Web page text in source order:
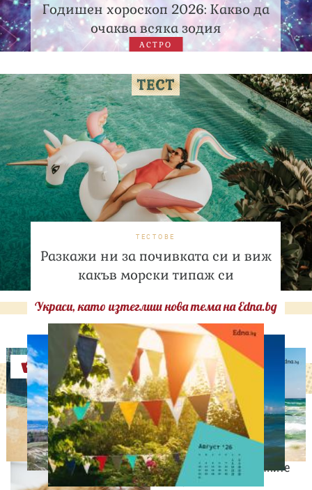
Годишен хороскоп 2026: Какво да
очаква всяка зодия
АСТРО
ТЕСТОВЕ
Разкажи ни за почивката си и виж
какъв морски типаж си
Украси, като изтеглиш нова тема на Edna.bg
Оферти
ЛЮБОПИТНО
Световен ден на котките:
10 любопитни факта за
едни от най-загадъчните
животни